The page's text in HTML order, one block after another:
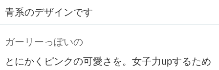
青系のデザインです
ガーリーっぽいの
とにかくピンクの可愛さを。女子力upするため